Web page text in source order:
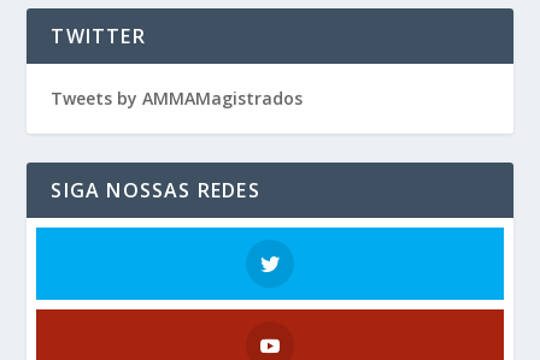
TWITTER
Tweets by AMMAMagistrados
SIGA NOSSAS REDES